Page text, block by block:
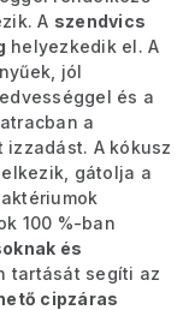
A szendvics
helyezkedik el. A
jól
és a
a
A kókusz
gátolja a
100 %-ban
és
tartását segíti az
cipzáras